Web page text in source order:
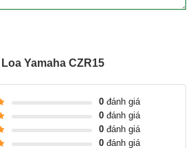
Yamaha CZR15
0đánh giá
0đánh giá
0đánh giá
0đánh giá